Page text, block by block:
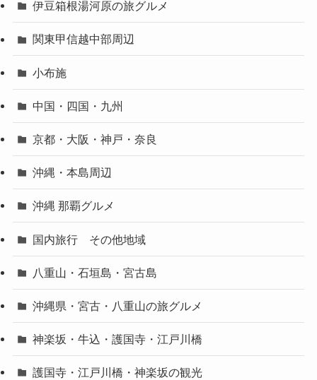
伊豆箱根湯河原の旅グルメ
関東甲信越中部周辺
小布施
中国・四国・九州
京都・大阪・神戸・奈良
沖縄・本島周辺
沖縄 那覇グルメ
国内旅行 その他地域
八重山・石垣島・宮古島
沖縄県・宮古・八重山の旅グルメ
神楽坂・牛込・護国寺・江戸川橋
護国寺・江戸川橋・神楽坂の観光